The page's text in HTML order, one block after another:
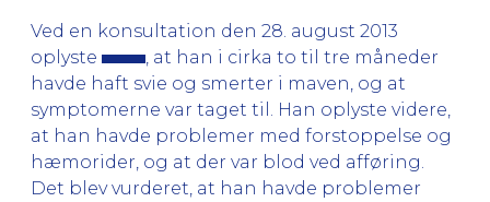
Ved en konsultation den 28. august 2013
oplyste
, at han i cirka to til tre måneder
havde haft svie og smerter i maven, og at
symptomerne var taget til. Han oplyste videre,
at han havde problemer med forstoppelse og
hæmorider, og at der var blod ved afføring.
Det blev vurderet, at han havde problemer